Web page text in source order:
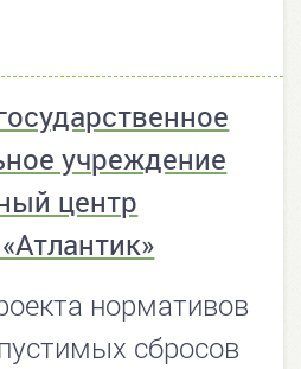
учреждение
центр
нормативов
сбросов